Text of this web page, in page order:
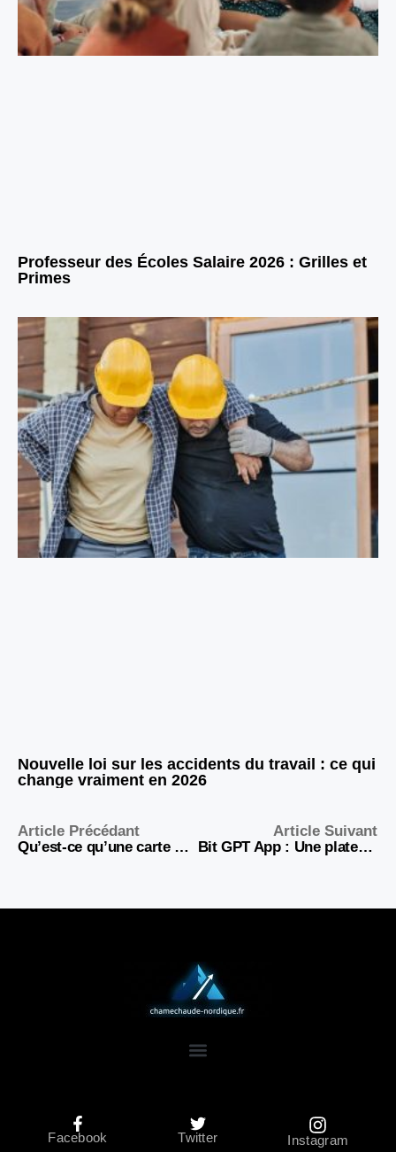
Professeur des Écoles Salaire 2026 : Grilles et
Primes
Nouvelle loi sur les accidents du travail : ce qui
change vraiment en 2026
Article Précédant
Qu’est-ce qu’une carte de crédit et comment fonctionne-t-elle ?
Article Suivant
Bit GPT App : Une plateforme de trading automatisé qui attire l’attention en 2026
Facebook Twitter Instagram